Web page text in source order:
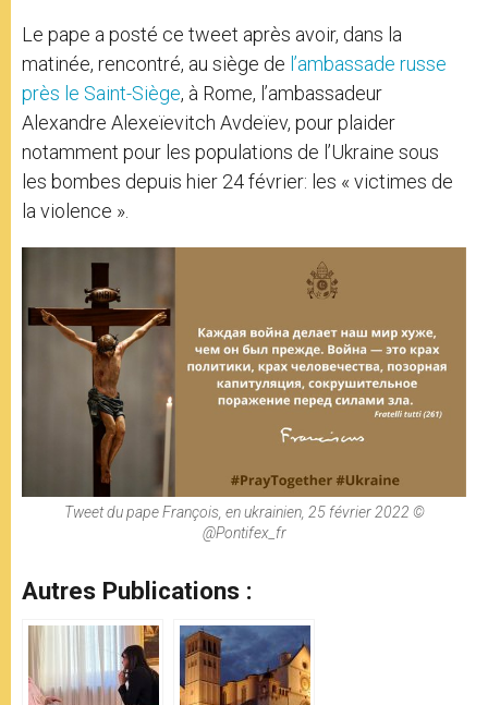
Le pape a posté ce tweet après avoir, dans la
matinée, rencontré, au siège de l’ambassade russe
près le Saint-Siège, à Rome, l’ambassadeur
Alexandre Alexeïevitch Avdeïev, pour plaider
notamment pour les populations de l’Ukraine sous
les bombes depuis hier 24 février: les « victimes de
la violence ».
Tweet du pape François, en ukrainien, 25 février 2022 ©
@Pontifex_fr
Autres Publications :